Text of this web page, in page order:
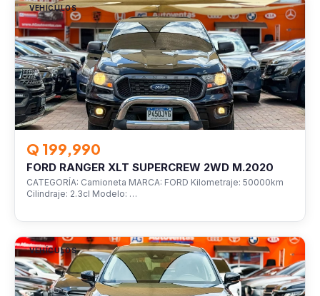
VEHÍCULOS
Q 199,990
FORD RANGER XLT SUPERCREW 2WD M.2020
CATEGORÍA: Camioneta MARCA: FORD Kilometraje: 50000km
Cilindraje: 2.3cl Modelo: …
VEHÍCULOS